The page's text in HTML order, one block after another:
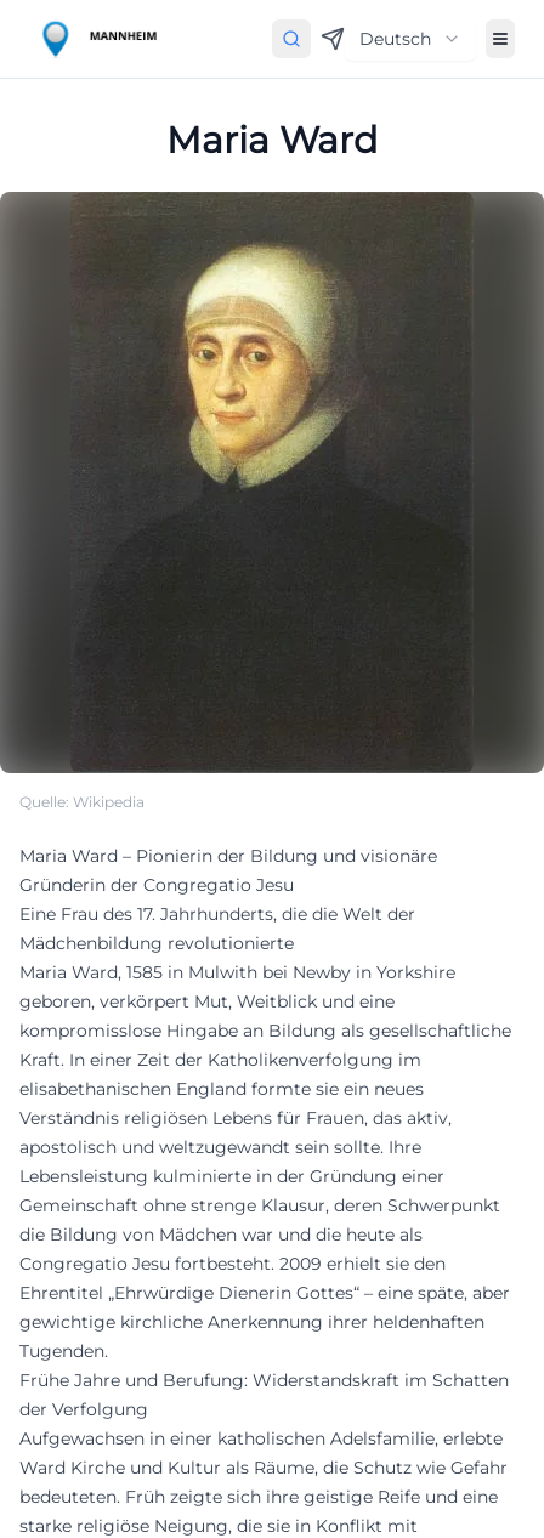
Deutsch
Maria Ward
Quelle: Wikipedia
Maria Ward – Pionierin der Bildung und visionäre
Gründerin der Congregatio Jesu
Eine Frau des 17. Jahrhunderts, die die Welt der
Mädchenbildung revolutionierte
Maria Ward, 1585 in Mulwith bei Newby in Yorkshire
geboren, verkörpert Mut, Weitblick und eine
kompromisslose Hingabe an Bildung als gesellschaftliche
Kraft. In einer Zeit der Katholikenverfolgung im
elisabethanischen England formte sie ein neues
Verständnis religiösen Lebens für Frauen, das aktiv,
apostolisch und weltzugewandt sein sollte. Ihre
Lebensleistung kulminierte in der Gründung einer
Gemeinschaft ohne strenge Klausur, deren Schwerpunkt
die Bildung von Mädchen war und die heute als
Congregatio Jesu fortbesteht. 2009 erhielt sie den
Ehrentitel „Ehrwürdige Dienerin Gottes“ – eine späte, aber
gewichtige kirchliche Anerkennung ihrer heldenhaften
Tugenden.
Frühe Jahre und Berufung: Widerstandskraft im Schatten
der Verfolgung
Aufgewachsen in einer katholischen Adelsfamilie, erlebte
Ward Kirche und Kultur als Räume, die Schutz wie Gefahr
bedeuteten. Früh zeigte sich ihre geistige Reife und eine
starke religiöse Neigung, die sie in Konflikt mit